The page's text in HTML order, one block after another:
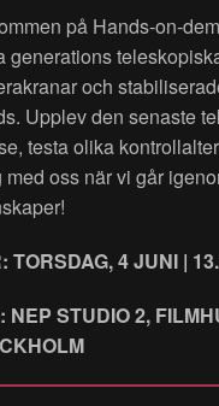
på
generations
och
Upplev den senaste
testa olika
med oss när vi går
TORSDAG, 4 JUNI |
NEP STUDIO 2,